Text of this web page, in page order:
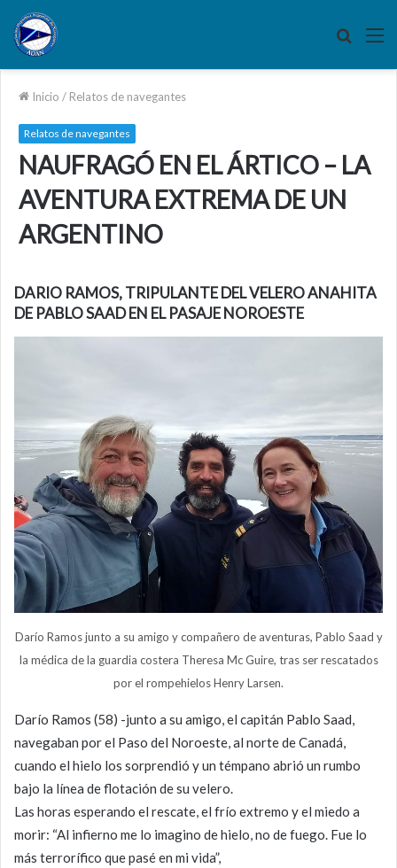
Buscar
Inicio / Relatos de navegantes
Relatos de navegantes
NAUFRAGÓ EN EL ÁRTICO – LA
AVENTURA EXTREMA DE UN
ARGENTINO
DARIO RAMOS, TRIPULANTE DEL VELERO ANAHITA
DE PABLO SAAD EN EL PASAJE NOROESTE
Darío Ramos junto a su amigo y compañero de aventuras, Pablo Saad y
la médica de la guardia costera Theresa Mc Guire, tras ser rescatados
por el rompehielos Henry Larsen.
Darío Ramos (58) -junto a su amigo, el capitán Pablo Saad,
navegaban por el Paso del Noroeste, al norte de Canadá,
cuando el hielo los sorprendió y un témpano abrió un rumbo
bajo la línea de flotación de su velero.
Las horas esperando el rescate, el frío extremo y el miedo a
morir: “Al infierno me lo imagino de hielo, no de fuego. Fue lo
más terrorífico que pasé en mi vida”,